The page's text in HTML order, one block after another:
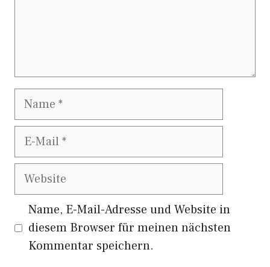
Name
E-
Website
Name, E-Mail-Adresse und Website in
diesem Browser für meinen nächsten
Kommentar speichern.